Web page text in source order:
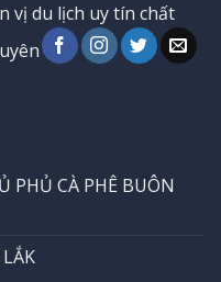
vị du lịch uy tín chất
PHỦ CÀ PHÊ BUÔN